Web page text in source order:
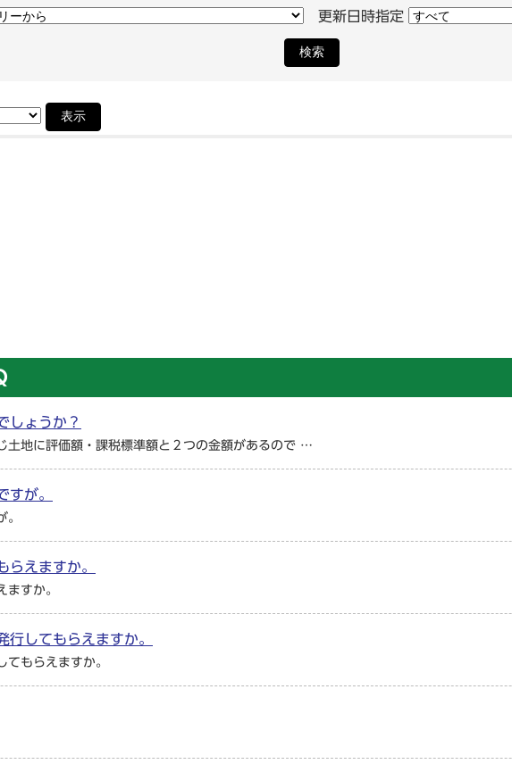
更新日時指定
検索
表示
しょうか？
土地に評価額・課税標準額と２つの金額があるので …
すが。
。
らえますか。
ますか。
行してもらえますか。
もらえますか。